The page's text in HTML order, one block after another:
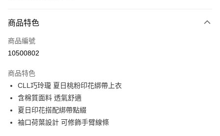
信用卡一次付款
信用卡分期付款
合作金庫商業銀行
華南商業銀行
彰化商業銀行
上海商業儲蓄銀行
國泰世華商業銀行
臺灣中小企業銀行
超商取貨付款
LINE Pay
Apple Pay
商品特色
商品編號
10500802
商品特色
CLL巧玲瓏 夏日桃粉印花綁帶上衣
含棉質面料 透氣舒適
夏日印花搭配綁帶點綴
袖口荷葉設計 可修飾手臂線條